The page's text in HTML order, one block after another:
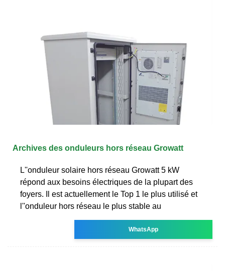
Archives des onduleurs hors réseau Growatt
L''onduleur solaire hors réseau Growatt 5 kW
répond aux besoins électriques de la plupart des
foyers. Il est actuellement le Top 1 le plus utilisé et
l''onduleur hors réseau le plus stable au
WhatsApp